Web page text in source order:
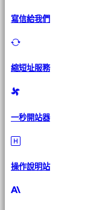
寫信給我們
縮短址服務
一秒開站器
操作說明站